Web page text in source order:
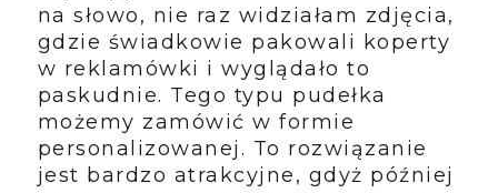
na słowo, nie raz widziałam zdjęcia,
gdzie świadkowie pakowali koperty
w reklamówki i wyglądało to
paskudnie. Tego typu pudełka
możemy zamówić w formie
personalizowanej. To rozwiązanie
jest bardzo atrakcyjne, gdyż później